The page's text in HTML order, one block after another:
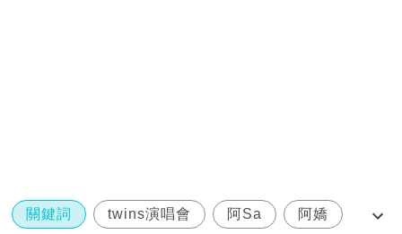
關鍵詞 twins演唱會 阿Sa 阿嬌